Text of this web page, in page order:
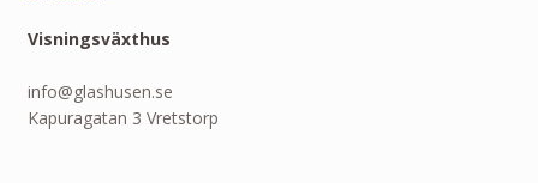
Visningsväxthus
info@glashusen.se
Kapuragatan 3 Vretstorp